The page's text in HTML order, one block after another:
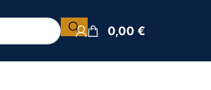
0,00 €